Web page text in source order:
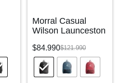
Morral Casual
Wilson Launceston
$121.990
$84.990